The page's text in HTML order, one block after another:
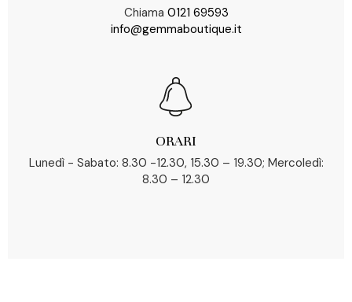
Chiama 0121 69593
info@gemmaboutique.it
ORARI
Lunedì - Sabato: 8.30 -12.30, 15.30 – 19.30; Mercoledì:
8.30 – 12.30